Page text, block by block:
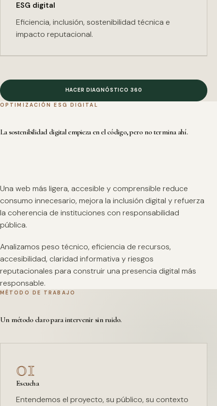
ESG digital
Eficiencia, inclusión, sostenibilidad técnica e
impacto reputacional.
HACER DIAGNÓSTICO 360
OPTIMIZACIÓN ESG DIGITAL
La sostenibilidad digital empieza en el código, pero no termina ahí.
Una web más ligera, accesible y comprensible reduce
consumo innecesario, mejora la inclusión digital y refuerza
la coherencia de instituciones con responsabilidad
pública.
Analizamos peso técnico, eficiencia de recursos,
accesibilidad, claridad informativa y riesgos
reputacionales para construir una presencia digital más
responsable.
MÉTODO DE TRABAJO
Un método claro para intervenir sin ruido.
01
Escucha
Entendemos el proyecto, su público, su contexto